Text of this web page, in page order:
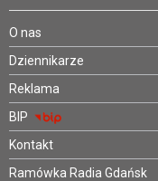
O nas
Dziennikarze
Reklama
BIP
Kontakt
Ramówka Radia Gdańsk